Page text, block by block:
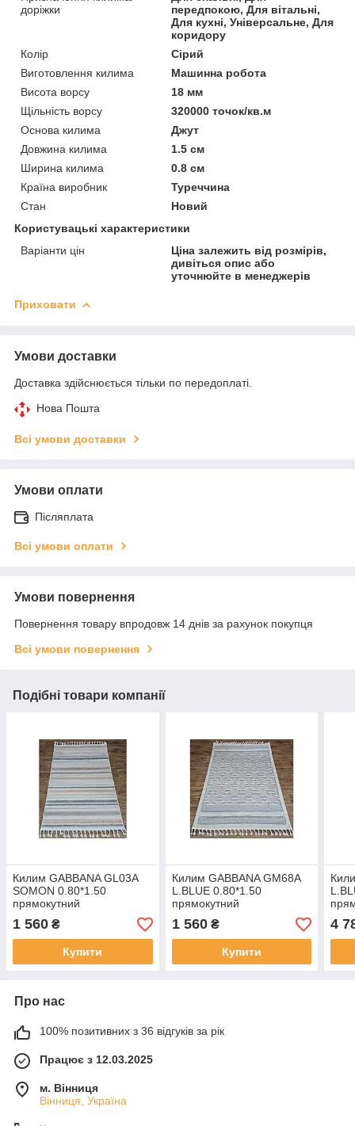
доріжки
передпокою, Для вітальні,
Для кухні, Універсальне, Для
коридору
Колір
Сірий
Виготовлення килима
Машинна робота
Висота ворсу
18 мм
Щільність ворсу
320000 точок/кв.м
Основа килима
Джут
Довжина килима
1.5 см
Ширина килима
0.8 см
Країна виробник
Туреччина
Стан
Новий
Користувацькі характеристики
Варіанти цін
Ціна залежить від розмірів,
дивіться опис або
уточнюйте в менеджерів
Приховати
Умови доставки
Доставка здійснюється тільки по передоплаті.
Нова Пошта
Всі умови доставки
Умови оплати
Післяплата
Всі умови оплати
Умови повернення
Повернення товару впродовж 14 днів за рахунок покупця
Всі умови повернення
Подібні товари компанії
Килим GABBANA GL03A
SOMON 0.80*1.50
прямокутний
1 560 ₴
Купити
Килим GABBANA GM68A
L.BLUE 0.80*1.50
прямокутний
1 560₴
Купити
4
Про нас
100% позитивних з 36 відгуків за рік
Працює з 12.03.2025
м. Вінниця
Вінниця, Україна